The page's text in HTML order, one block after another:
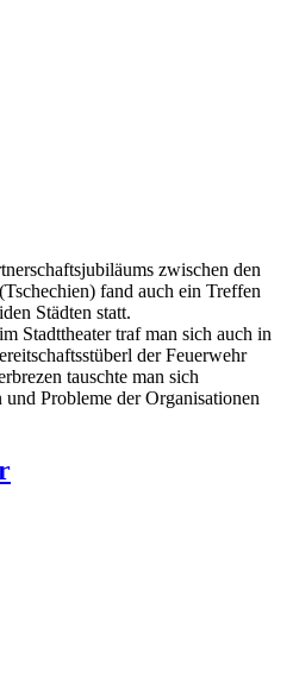
zwischen den
fand auch ein Treffen
Städten statt.
Stadttheater traf man sich auch in
der Feuerwehr
tauschte man sich
Probleme der Organisationen